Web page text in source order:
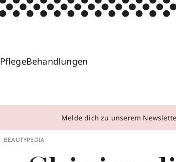
PflegeBehandlungen
Melde dich zu unserem
BEAUTYPEDIA